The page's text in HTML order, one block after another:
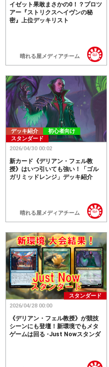
晴れる屋メディアチーム
イゼット果敢まさかの0！？プロツ
アー『ストリクスヘイヴンの秘
密』上位デッキリスト
デッキ紹介
初心者向け
スタンダード
晴れる屋メディアチーム
新カード《デリアン・フェル教
授》はいつ引いても強い！「ゴル
ガリミッドレンジ」デッキ紹介
2026/04/30 00:02
スタンダード
《デリアン・フェル教授》が競技
シーンにも登壇！新環境でもメタ
ゲームは回る -Just Nowスタンダ
2026/04/28 00:00